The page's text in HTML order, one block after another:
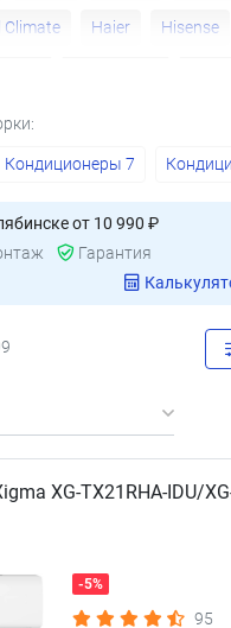
Climate Haier Hisense
Кондиционеры 7
от 10 990 ₽
Гарантия
XG-TX21RHA-IDU/
-5%
95